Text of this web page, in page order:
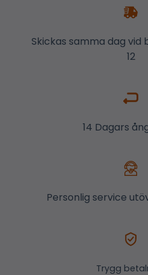
Skickas samma dag vid
12
14 Dagars
Personlig service
Trygg